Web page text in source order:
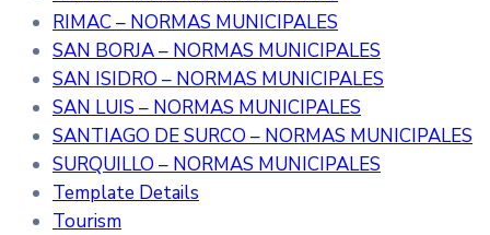
RIMAC – NORMAS MUNICIPALES
SAN BORJA – NORMAS MUNICIPALES
SAN ISIDRO – NORMAS MUNICIPALES
SAN LUIS – NORMAS MUNICIPALES
SANTIAGO DE SURCO – NORMAS MUNICIPALES
SURQUILLO – NORMAS MUNICIPALES
Template Details
Tourism